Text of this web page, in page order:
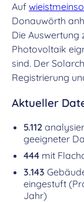
Auf
Donauwörth
Die Auswertung
Photovoltaik
sind. Der
Registrierung
Aktueller
5.112
geeigneter
444 mit
3.143
eingestuft
Jahr)